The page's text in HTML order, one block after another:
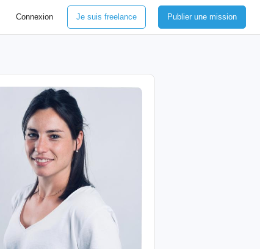
Connexion Je suis freelance Publier une mission